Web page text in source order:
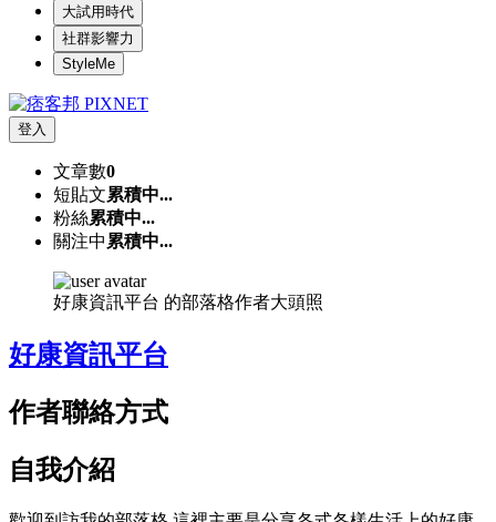
大試用時代
社群影響力
StyleMe
登入
文章數0
短貼文累積中...
粉絲累積中...
關注中 累積中...
好康資訊平台 的部落格作者大頭照
好康資訊平台
作者聯絡方式
自我介紹